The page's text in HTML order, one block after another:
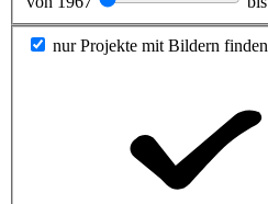
nur Projekte mit Bildern finden